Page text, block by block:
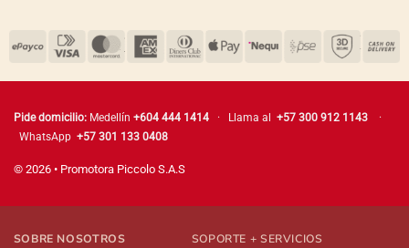
Pide domicilio: Medellín +604 444 1414 · Llama al +57 300 912 1143
·
WhatsApp +57 301 133 0408
© 2026 • Promotora Piccolo S.A.S
SOBRE NOSOTROS SOPORTE + SERVICIOS